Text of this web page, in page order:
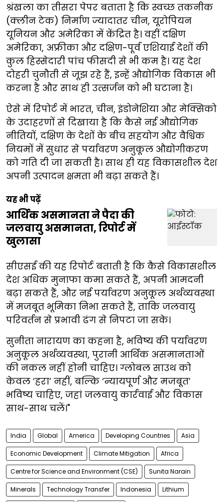
श्रंखला का तीसरा पेपर बताता है कि स्वच्छ तकनीक
(क्लीन टेक) निर्माण ज्यादातर चीन, यूरोपियन
यूनियन और अमेरिका में केंद्रित है। वहीं दक्षिण
अमेरिका, अफ्रीका और दक्षिण-पूर्व एशियाई देशों की
कुल हिस्सेदारी पांच फीसदी से भी कम है। यह देश
दोहरी चुनौती से जूझ रहे हैं, इन्हें औद्योगिक विकास भी
करना है और साथ ही उत्सर्जन को भी घटाना है।
ऐसे में रिपोर्ट में भारत, चीन, इंडोनेशिया और मेक्सिको
के उदाहरणों से दिखाया है कि कैसे नई औद्योगिक
नीतियों, दक्षिण के देशों के बीच सहयोग और वैश्विक
नियमों में सुधार से पर्यावरण अनुकूल औद्योगीकरण
को गति दी जा सकती है। साथ ही यह विकासशील देश
अपनी उत्पादन क्षमता भी बढ़ा सकते हैं।
यह भी पढ़ें
आर्थिक असमानता ने पैदा की
जलवायु असमानता, रिपोर्ट में
खुलासा
सीएसई की यह रिपोर्ट बताती है कि कैसे विकासशील
देश अधिक मुनाफा कमा सकते हैं, अपनी आमदनी
बढ़ा सकते हैं, और नई पर्यावरण अनुकूल अर्थव्यवस्था
में मजबूत भूमिका निभा सकते हैं, ताकि जलवायु
परिवर्तन से प्रभावी ढंग से निपटा जा सके।
सुनीता नारायण का कहना है, भविष्य की पर्यावरण
अनुकूल अर्थव्यवस्था, पुरानी आर्थिक असमानताओं
की नकल नहीं होनी चाहिए। ग्लोबल साउथ को
केवल ‘हरा’ नहीं, बल्कि ‘न्यायपूर्ण और मजबूत’
भविष्य चाहिए, जहां जलवायु कार्रवाई और विकास
साथ-साथ चलें।"
India Global America Developing Countries Asia
Economic Development Climate Mitigation Africa
Centre for Science and Environment (CSE) Sunita Narain
Minerals Technology Transfer Indonesia Lithium